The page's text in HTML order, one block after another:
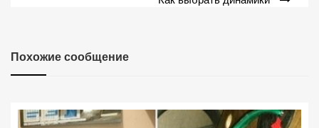
Похожие сообщение